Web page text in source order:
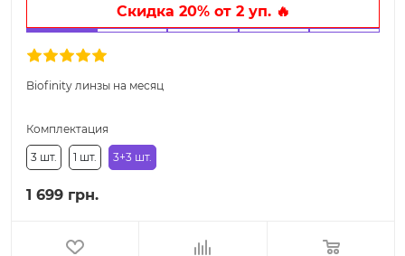
Скидка 20% от 2 уп. 🔥
Biofinity линзы на месяц
Комплектация
3 шт. 1 шт. 3+3 шт.
1 699 грн.